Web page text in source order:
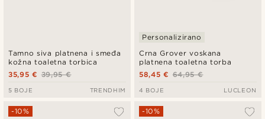
Tamno siva platnena i smeđa
kožna toaletna torbica
39,95 €
35,95 €
5 BOJE TRENDHIM
Crna Grover voskana
platnena toaletna torba
Personalizirano
64,95 €
58,45 €
4 BOJE LUCLEON
-10% -10%